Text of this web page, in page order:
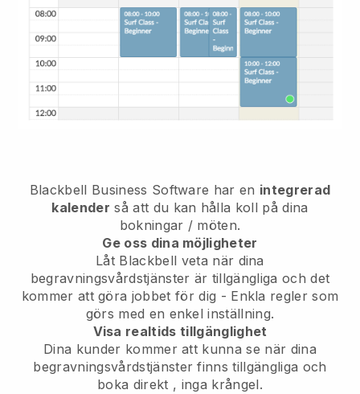
Blackbell Business Software har en integrerad
kalender så att du kan hålla koll på dina
bokningar / möten.
Ge oss dina möjligheter
Låt Blackbell veta när dina
begravningsvårdstjänster är tillgängliga och det
kommer att göra jobbet för dig - Enkla regler som
görs med en enkel inställning.
Visa realtids tillgänglighet
Dina kunder kommer att kunna se när dina
begravningsvårdstjänster finns tillgängliga och
boka direkt , inga krångel.